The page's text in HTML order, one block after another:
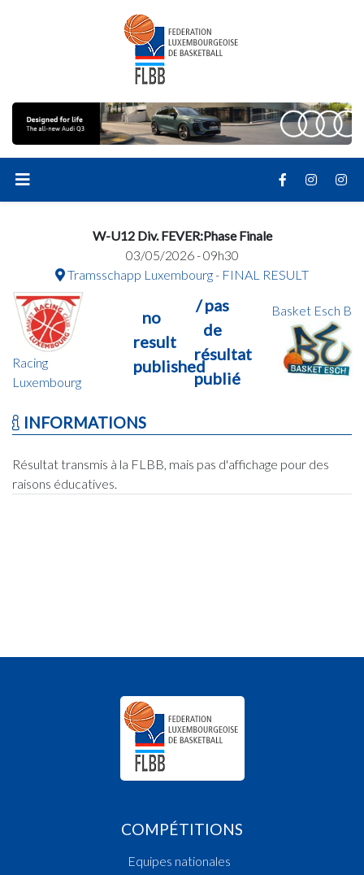
W-U12 Div. FEVER:Phase Finale
03/05/2026 - 09h30
Tramsschapp Luxembourg - FINAL RESULT
Racing
Luxembourg
no
result
published
/ pas
de
résultat
publié
Basket Esch B
INFORMATIONS
Résultat transmis à la FLBB, mais pas d'affichage pour des
raisons éducatives.
COMPÉTITIONS
Equipes nationales